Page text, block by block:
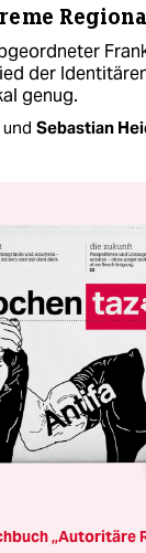
der
genug.
und Sebastian
„Autoritäre